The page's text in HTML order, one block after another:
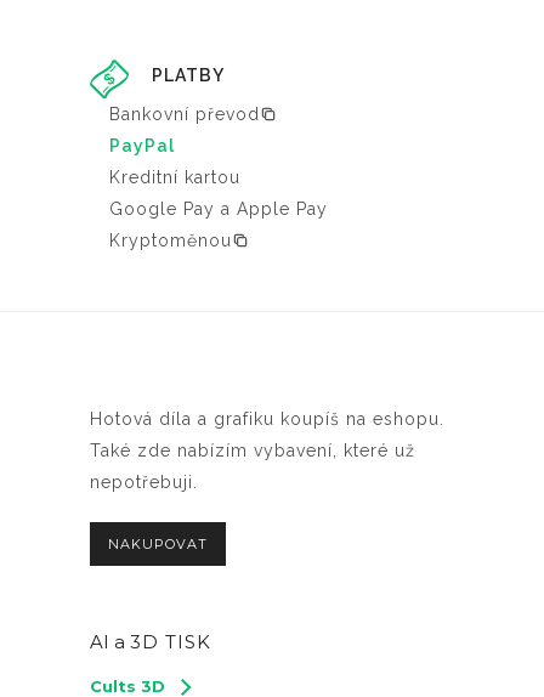
PLATBY
Bankovní převod
PayPal
Kreditní kartou
Google Pay a Apple Pay
Kryptoměnou
Hotová díla a grafiku koupíš na eshopu.
Také zde nabízím vybavení, které už
nepotřebuji.
NAKUPOVAT
AI a 3D TISK
Cults 3D